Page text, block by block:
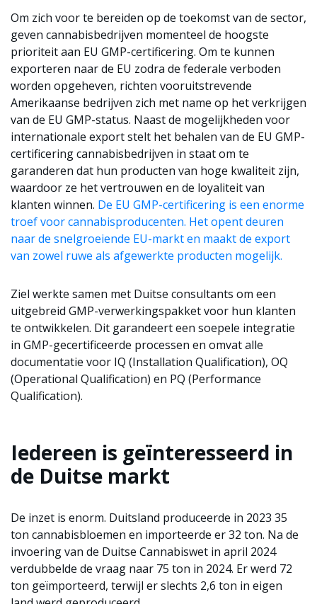
Om zich voor te bereiden op de toekomst van de sector,
geven cannabisbedrijven momenteel de hoogste
prioriteit aan EU GMP-certificering. Om te kunnen
exporteren naar de EU zodra de federale verboden
worden opgeheven, richten vooruitstrevende
Amerikaanse bedrijven zich met name op het verkrijgen
van de EU GMP-status. Naast de mogelijkheden voor
internationale export stelt het behalen van de EU GMP-
certificering cannabisbedrijven in staat om te
garanderen dat hun producten van hoge kwaliteit zijn,
waardoor ze het vertrouwen en de loyaliteit van
klanten winnen. De EU GMP-certificering is een enorme
troef voor cannabisproducenten. Het opent deuren
naar de snelgroeiende EU-markt en maakt de export
van zowel ruwe als afgewerkte producten mogelijk.
Ziel werkte samen met Duitse consultants om een
uitgebreid GMP-verwerkingspakket voor hun klanten
te ontwikkelen. Dit garandeert een soepele integratie
in GMP-gecertificeerde processen en omvat alle
documentatie voor IQ (Installation Qualification), OQ
(Operational Qualification) en PQ (Performance
Qualification).
Iedereen is geïnteresseerd in
de Duitse markt
De inzet is enorm. Duitsland produceerde in 2023 35
ton cannabisbloemen en importeerde er 32 ton. Na de
invoering van de Duitse Cannabiswet in april 2024
verdubbelde de vraag naar 75 ton in 2024. Er werd 72
ton geïmporteerd, terwijl er slechts 2,6 ton in eigen